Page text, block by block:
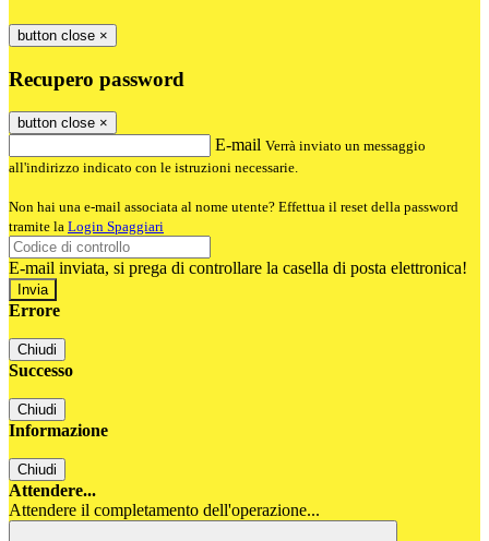
button close ×
Recupero password
button close ×
E-mail Verrà inviato un messaggio
all'indirizzo indicato con le istruzioni necessarie.
Non hai una e-mail associata al nome utente? Effettua il reset della password
tramite la Login Spaggiari
E-mail inviata, si prega di controllare la casella di posta elettronica!
Errore
Chiudi
Successo
Chiudi
Informazione
Chiudi
Attendere...
Attendere il completamento dell'operazione...